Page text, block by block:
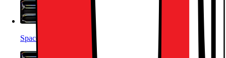
Space Black